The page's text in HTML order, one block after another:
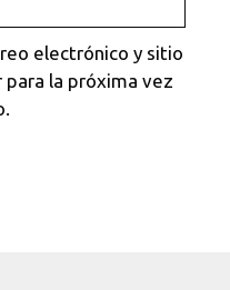
electrónico y sitio
la próxima vez